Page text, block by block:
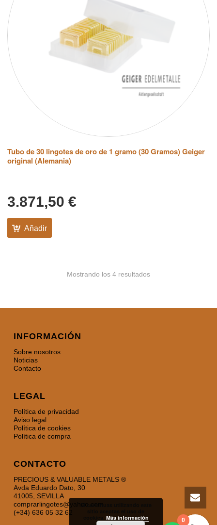
Tubo de 30 lingotes de oro de 1 gramo (30 Gramos) Geiger
original (Alemania)
3.871,50 €
Añadir
Mostrando los 4 resultados
INFORMACIÓN
Sobre nosotros
Noticias
Contacto
LEGAL
Política de privacidad
Aviso legal
Política de cookies
Política de compra
CONTACTO
PRECIOUS & VALUABLE METALS ®
Avda Eduardo Dato, 30
41005, SEVILLA
comprarlingotes@yahoo.com
(+34) 636 05 32 62
0
Si continuas utilizando este
Más información